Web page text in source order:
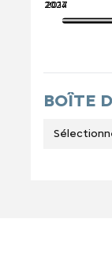
2014
2027
BOÎTE